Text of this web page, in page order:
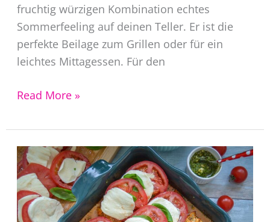
fruchtig würzigen Kombination echtes
Sommerfeeling auf deinen Teller. Er ist die
perfekte Beilage zum Grillen oder für ein
leichtes Mittagessen. Für den
Der
Melonensalat
mit
Feta
Read More »